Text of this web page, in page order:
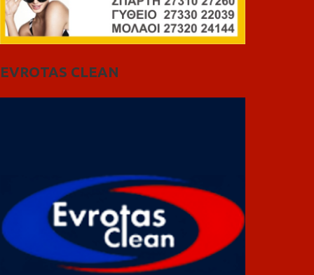
EVROTAS CLEAN